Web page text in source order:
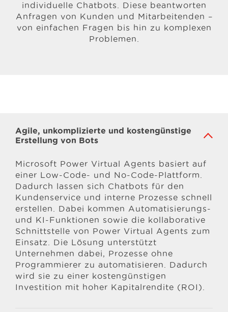
individuelle Chatbots. Diese beantworten
Anfragen von Kunden und Mitarbeitenden –
von einfachen Fragen bis hin zu komplexen
Problemen.
Agile, unkomplizierte und kostengünstige
Erstellung von Bots
Microsoft Power Virtual Agents basiert auf
einer Low-Code- und No-Code-Plattform.
Dadurch lassen sich Chatbots für den
Kundenservice und interne Prozesse schnell
erstellen. Dabei kommen Automatisierungs-
und KI-Funktionen sowie die kollaborative
Schnittstelle von Power Virtual Agents zum
Einsatz. Die Lösung unterstützt
Unternehmen dabei, Prozesse ohne
Programmierer zu automatisieren. Dadurch
wird sie zu einer kostengünstigen
Investition mit hoher Kapitalrendite (ROI).